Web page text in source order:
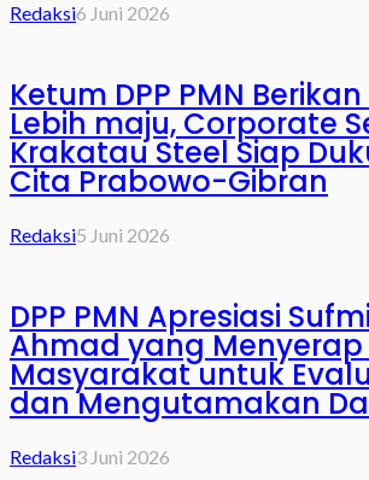
Redaksi6 Juni 2026
Ketum DPP PMN Berikan
Lebih maju, Corporate
Krakatau Steel Siap
Cita Prabowo-Gibran
Redaksi5 Juni 2026
DPP PMN Apresiasi
Ahmad yang Menyerap
Masyarakat untuk
dan Mengutamakan
Redaksi3 Juni 2026